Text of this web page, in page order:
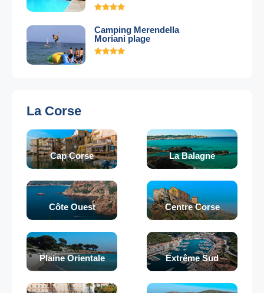
Camping Merendella
Moriani plage
La Corse
Cap Corse La Balagne
Côte Ouest Centre Corse
Plaine Orientale Extrême Sud